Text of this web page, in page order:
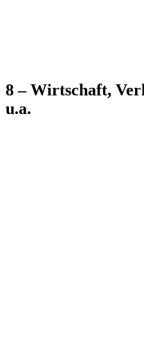
8 – Wirtschaft,
u.a.